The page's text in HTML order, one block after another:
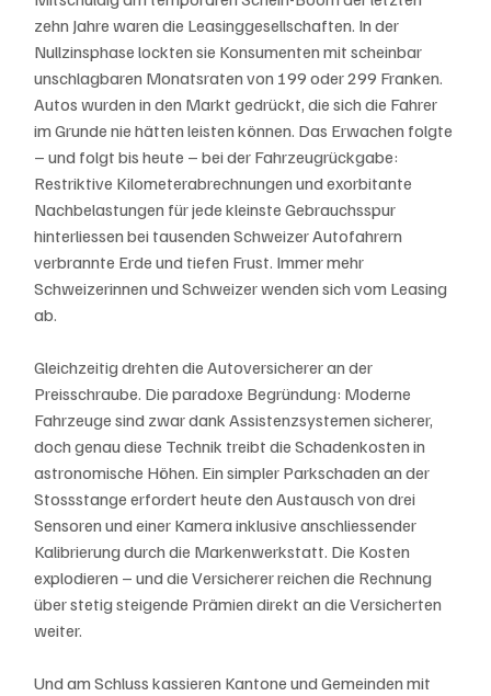
zehn Jahre waren die Leasinggesellschaften. In der
Nullzinsphase lockten sie Konsumenten mit scheinbar
unschlagbaren Monatsraten von 199 oder 299 Franken.
Autos wurden in den Markt gedrückt, die sich die Fahrer
im Grunde nie hätten leisten können. Das Erwachen folgte
– und folgt bis heute – bei der Fahrzeugrückgabe:
Restriktive Kilometerabrechnungen und exorbitante
Nachbelastungen für jede kleinste Gebrauchsspur
hinterliessen bei tausenden Schweizer Autofahrern
verbrannte Erde und tiefen Frust. Immer mehr
Schweizerinnen und Schweizer wenden sich vom Leasing
ab.
Gleichzeitig drehten die Autoversicherer an der
Preisschraube. Die paradoxe Begründung: Moderne
Fahrzeuge sind zwar dank Assistenzsystemen sicherer,
doch genau diese Technik treibt die Schadenkosten in
astronomische Höhen. Ein simpler Parkschaden an der
Stossstange erfordert heute den Austausch von drei
Sensoren und einer Kamera inklusive anschliessender
Kalibrierung durch die Markenwerkstatt. Die Kosten
explodieren – und die Versicherer reichen die Rechnung
über stetig steigende Prämien direkt an die Versicherten
weiter.
Und am Schluss kassieren Kantone und Gemeinden mit